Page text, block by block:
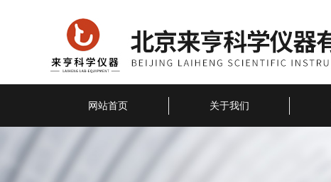
网站首页 关于我们